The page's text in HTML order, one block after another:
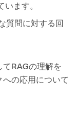
います。
質問に対する回
RAGの理解を
の応用について